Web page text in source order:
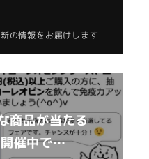
の情報をお届けします
商品が当たる
開催中で…